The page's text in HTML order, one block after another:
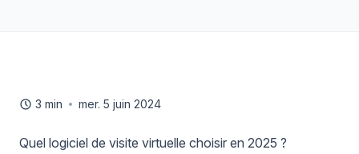
3 min mer. 5 juin 2024
Quel logiciel de visite virtuelle choisir en 2025 ?